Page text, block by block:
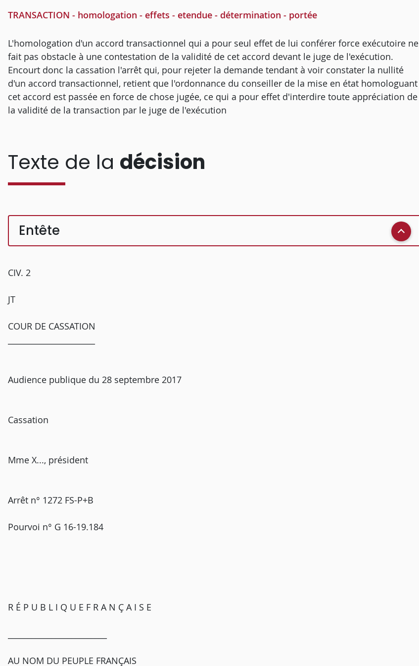
TRANSACTION - homologation - effets - etendue - détermination - portée
L'homologation d'un accord transactionnel qui a pour seul effet de lui conférer force exécutoire ne
fait pas obstacle à une contestation de la validité de cet accord devant le juge de l'exécution.
Encourt donc la cassation l'arrêt qui, pour rejeter la demande tendant à voir constater la nullité
d'un accord transactionnel, retient que l'ordonnance du conseiller de la mise en état homologuant
cet accord est passée en force de chose jugée, ce qui a pour effet d'interdire toute appréciation de
la validité de la transaction par le juge de l'exécution
Texte de la décision
Entête
CIV. 2
JT
COUR DE CASSATION
Audience publique du 28 septembre 2017
Cassation
Mme X..., président
Arrêt n° 1272 FS-P+B
Pourvoi n° G 16-19.184
R É P U B L I Q U E F R A N Ç A I S E
AU NOM DU PEUPLE FRANÇAIS